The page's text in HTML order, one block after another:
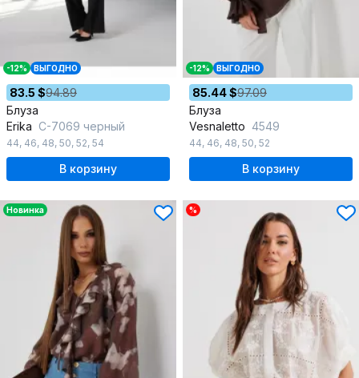
-12% ВЫГОДНО
83.5 $94.89
Блуза
Erika С-7069 черный
44, 46, 48, 50, 52, 54
В корзину
-12% ВЫГОДНО
85.44 $97.09
Блуза
Vesnaletto 4549
44, 46, 48, 50, 52
В корзину
Новинка %